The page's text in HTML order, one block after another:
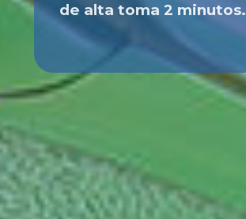
de alta toma 2 minutos.